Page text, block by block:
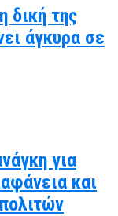
δική της
άγκυρα σε
για
και